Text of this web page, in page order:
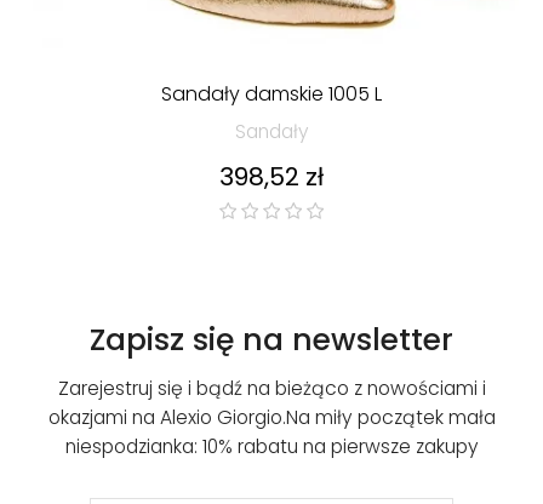
Sandały damskie 1005 L
Sandały
Cena
398,52 zł
Zapisz się na newsletter
Zarejestruj się i bądź na bieżąco z nowościami i
okazjami na Alexio Giorgio.Na miły początek mała
niespodzianka: 10% rabatu na pierwsze zakupy